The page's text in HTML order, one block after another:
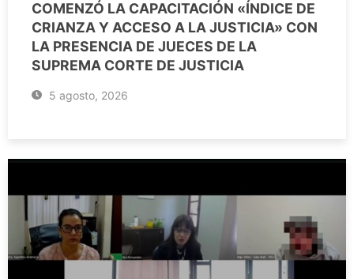
COMENZÓ LA CAPACITACIÓN «ÍNDICE DE
CRIANZA Y ACCESO A LA JUSTICIA» CON
LA PRESENCIA DE JUECES DE LA
SUPREMA CORTE DE JUSTICIA
5 agosto, 2026